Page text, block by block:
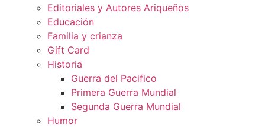
Editoriales y Autores Ariqueños
Educación
Familia y crianza
Gift Card
Historia
Guerra del Pacifico
Primera Guerra Mundial
Segunda Guerra Mundial
Humor